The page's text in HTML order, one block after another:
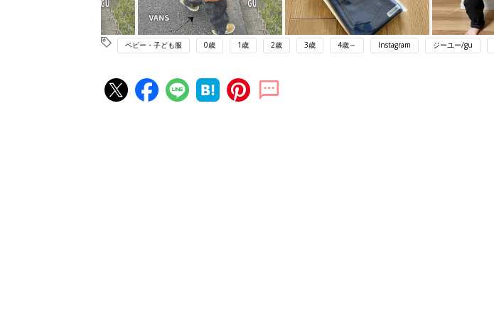
ベビー・子ども服 0歳 1歳 2歳 3歳 4歳～ Instagram ジーユー/gu